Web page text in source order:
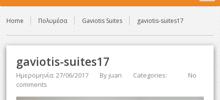
Home Πολυμέσα Gaviotis Suites gaviotis-suites17
gaviotis-suites17
Ημερομηνία: 27/06/2017 By juan Categories:
No
comments